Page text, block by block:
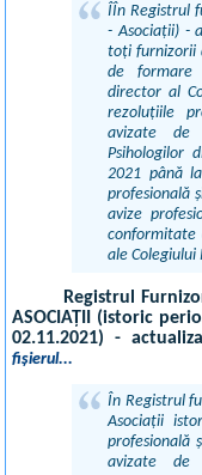
ÎÎn Registrul
- Asociații) -
toți furnizorii
de formare
director al
rezoluțiile
avizate de
Psihologilor
2021 până
profesională
avize
conformitate
ale Colegiului
Registrul
ASOCIAȚII (istoric
02.11.2021) -
fișierul...
În Registrul
Asociații
profesională
avizate de